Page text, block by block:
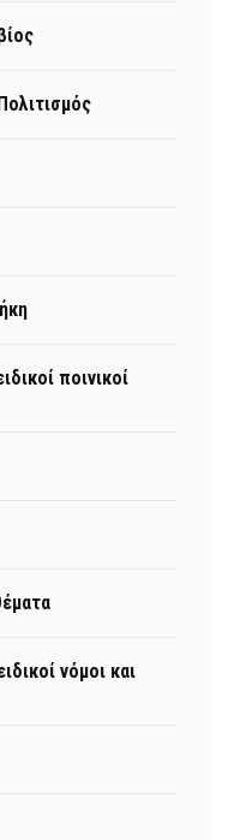
ποινικοί
νόμοι και